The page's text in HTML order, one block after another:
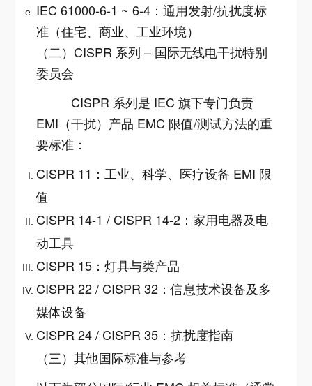
IEC 61000-6-1 ~ 6-4：通用发射/抗扰度标
准（住宅、商业、工业环境）
（二）CISPR 系列 – 国际无线电干扰特别
委员会
CISPR 系列是 IEC 旗下专门负责
EMI（干扰）产品 EMC 限值/测试方法的重
要标准：
CISPR 11：工业、科学、医疗设备 EMI 限
值
CISPR 14-1 / CISPR 14-2：家用电器及电
动工具
CISPR 15：灯具与类产品
CISPR 22 / CISPR 32：信息技术设备及多
媒体设备
CISPR 24 / CISPR 35：抗扰度指南
（三）其他国际标准与参考